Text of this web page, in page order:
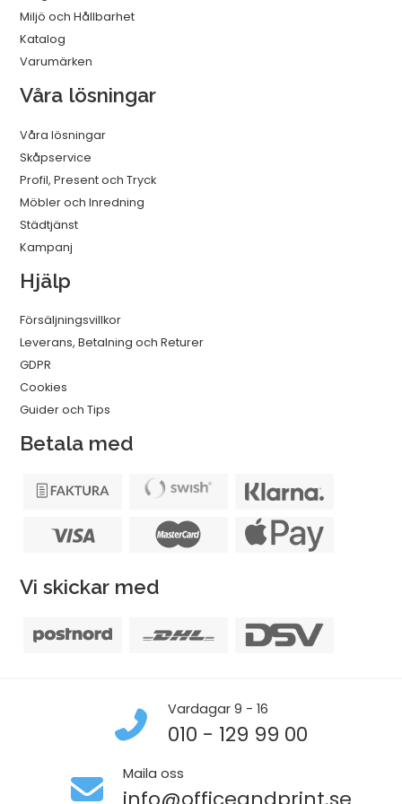
Miljö och Hållbarhet
Katalog
Varumärken
Våra lösningar
Våra lösningar
Skåpservice
Profil, Present och Tryck
Möbler och Inredning
Städtjänst
Kampanj
Hjälp
Försäljningsvillkor
Leverans, Betalning och Returer
GDPR
Cookies
Guider och Tips
Betala med
Vi skickar med
Vardagar 9 - 16
010 - 129 99 00
Maila oss